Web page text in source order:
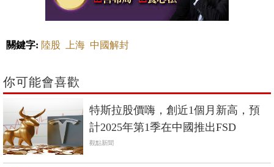
關鍵字: 陸股 上海 中國解封
你可能會喜歡
特斯拉股價嗨，創近1個月新高，預
計2025年第1季在中國推出FSD
觀點新聞